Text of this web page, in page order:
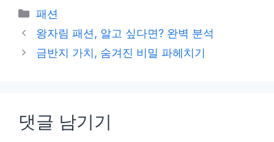
카
테
리
패션
왕자림 패션, 알고 싶다면? 완벽 분석
금반지 가치, 숨겨진 비밀 파헤치기
댓글 남기기